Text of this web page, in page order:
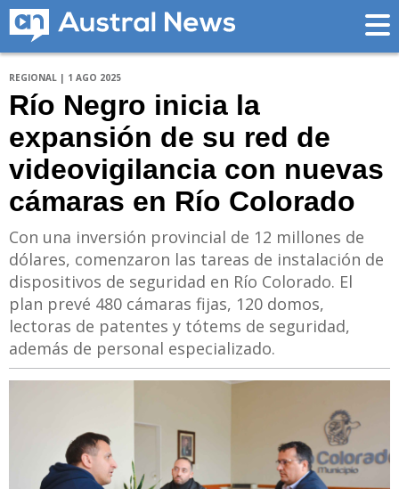
REGIONAL | 1 AGO 2025
Río Negro inicia la
expansión de su red de
videovigilancia con nuevas
cámaras en Río Colorado
Con una inversión provincial de 12 millones de
dólares, comenzaron las tareas de instalación de
dispositivos de seguridad en Río Colorado. El
plan prevé 480 cámaras fijas, 120 domos,
lectoras de patentes y tótems de seguridad,
además de personal especializado.